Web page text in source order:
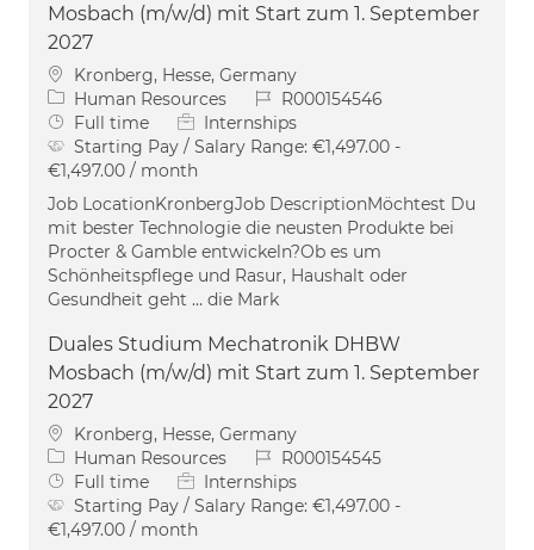
Mosbach (m/w/d) mit Start zum 1. September
2027
Location
Kronberg, Hesse, Germany
Category
Human Resources Job IdR000154546
Job Type
Full time
Internships
Starting Pay / Salary Range: €1,497.00 -
€1,497.00 / month
Job LocationKronbergJob DescriptionMöchtest Du
mit bester Technologie die neusten Produkte bei
Procter & Gamble entwickeln?Ob es um
Schönheitspflege und Rasur, Haushalt oder
Gesundheit geht … die Mark
Duales Studium Mechatronik DHBW
Mosbach (m/w/d) mit Start zum 1. September
2027
Location
Kronberg, Hesse, Germany
Category
Human Resources Job IdR000154545
Job Type
Full time
Internships
Starting Pay / Salary Range: €1,497.00 -
€1,497.00 / month